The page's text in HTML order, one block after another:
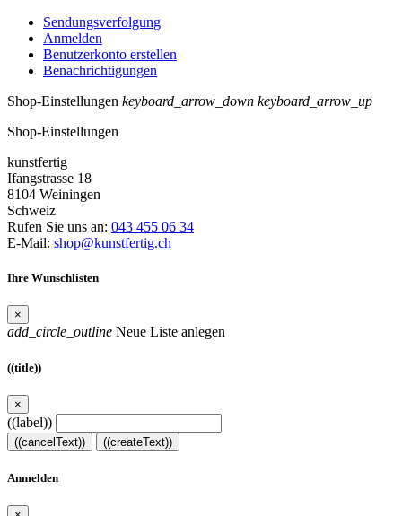
Sendungsverfolgung
Anmelden
Benutzerkonto erstellen
Benachrichtigungen
Shop-Einstellungen keyboard_arrow_down keyboard_arrow_up
Shop-Einstellungen
kunstfertig
Ifangstrasse 18
8104 Weiningen
Schweiz
Rufen Sie uns an: 043 455 06 34
E-Mail: shop@kunstfertig.ch
Ihre Wunschlisten
×
add_circle_outline Neue Liste anlegen
((title))
×
((label))
((cancelText)) ((createText))
Anmelden